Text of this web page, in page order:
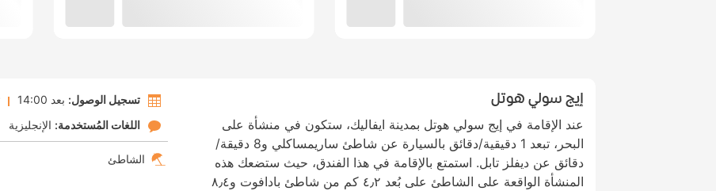
إيج سولي هوتل
عند الإقامة في إيج سولي هوتل بمدينة ايفاليك، ستكون في منشأة على
البحر، تبعد 1 دقيقية/دقائق بالسيارة عن شاطئ ساريمساكلي و8 دقيقة/
دقائق عن ديفلز تابل. استمتع بالإقامة في هذا الفندق، حيث ستضعك هذه
المنشأة الواقعة على الشاطئ على بُعد ٤٫٢ كم من شاطئ بادافوت و٨٫٤
تسجيل الوصول: بعد 14:00
اللغات المُستخدمة: الإنجليزية
الشاطئ